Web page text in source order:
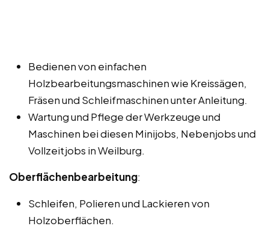
Bedienen von einfachen
Holzbearbeitungsmaschinen wie Kreissägen,
Fräsen und Schleifmaschinen unter Anleitung.
Wartung und Pflege der Werkzeuge und
Maschinen bei diesen Minijobs, Nebenjobs und
Vollzeitjobs in Weilburg.
Oberflächenbearbeitung:
Schleifen, Polieren und Lackieren von
Holzoberflächen.